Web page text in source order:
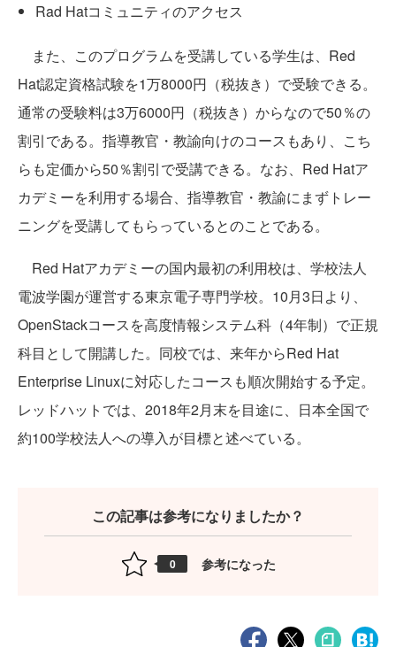
Rad Hatコミュニティのアクセス
また、このプログラムを受講している学生は、Red
Hat認定資格試験を1万8000円（税抜き）で受験できる。
通常の受験料は3万6000円（税抜き）からなので50％の
割引である。指導教官・教諭向けのコースもあり、こち
らも定価から50％割引で受講できる。なお、Red Hatア
カデミーを利用する場合、指導教官・教諭にまずトレー
ニングを受講してもらっているとのことである。
Red Hatアカデミーの国内最初の利用校は、学校法人
電波学園が運営する東京電子専門学校。10月3日より、
OpenStackコースを高度情報システム科（4年制）で正規
科目として開講した。同校では、来年からRed Hat
Enterprise Linuxに対応したコースも順次開始する予定。
レッドハットでは、2018年2月末を目途に、日本全国で
約100学校法人への導入が目標と述べている。
この記事は参考になりましたか？
0 参考になった